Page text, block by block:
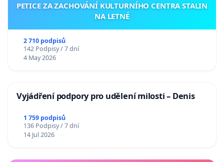
PETICE ZA ZACHOVÁNÍ KULTURNÍHO CENTRA STALIN
NA LETNÉ
2 710 podpisů
142 Podpisy / 7 dní
4 May 2026
Vyjádření podpory pro udělení milosti – Denis
1 759 podpisů
136 Podpisy / 7 dní
14 Jul 2026